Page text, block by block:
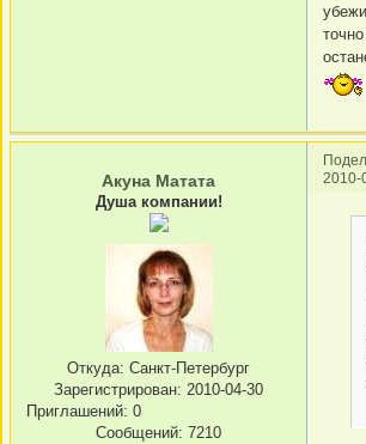
2010-
Акуна Матата
Душа компании!
Откуда: Санкт-Петербург
Зарегистрирован: 2010-04-30
Приглашений: 0
Сообщений: 7210